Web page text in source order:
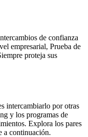
de confianza
empresarial, Prueba de
proteja sus
intercambiarlo por otras
y los programas de
Explora los pares
a continuación.